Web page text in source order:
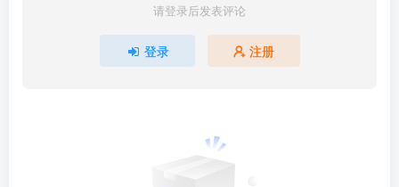
请登录后发表评论
登录 注册